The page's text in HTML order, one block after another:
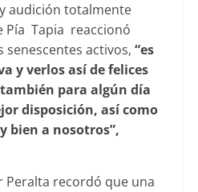
audición totalmente
Pía Tapia reaccionó
senescentes activos, “es
y verlos así de felices
para algún día
disposición, así como
bien a nosotros”,
Peralta recordó que una